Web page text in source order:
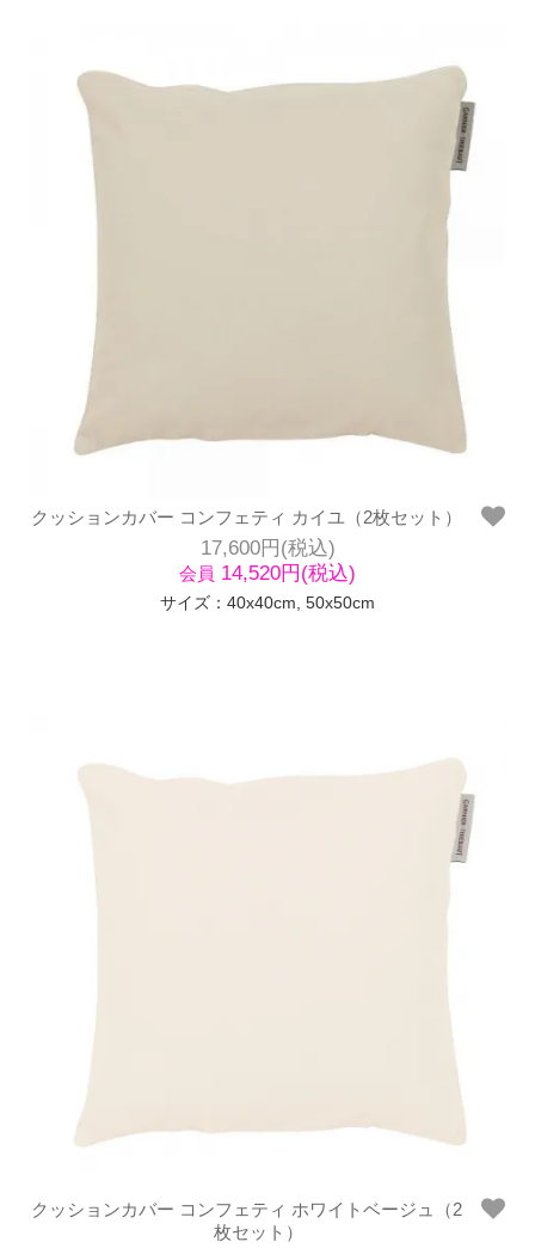
クッションカバー コンフェティ カイユ（2枚セット）
17,600円(税込)
会員 14,520円(税込)
サイズ：40x40cm, 50x50cm
クッションカバー コンフェティ ホワイトベージュ（2
枚セット）